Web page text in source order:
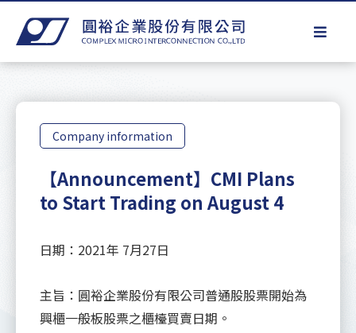
Company information
【Announcement】CMI Plans
to Start Trading on August 4
日期：2021年 7月27日
主旨：圓裕企業股份有限公司普通股股票開始為
興櫃一般板股票之櫃檯買賣日期。